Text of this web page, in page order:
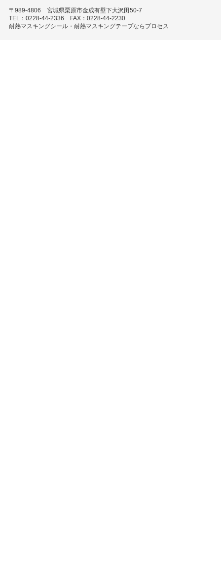
〒989-4806 宮城県栗原市金成有壁下大沢田50-7
TEL：0228-44-2336 FAX：0228-44-2230
耐熱マスキングシール・耐熱マスキングテープならプロセス